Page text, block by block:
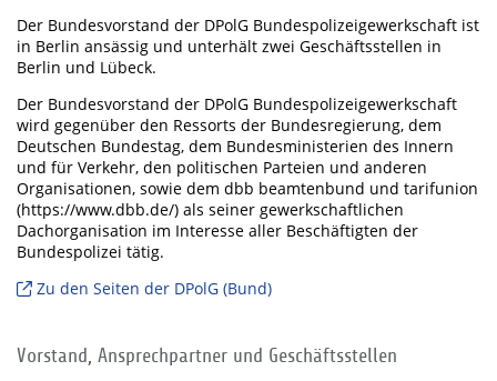
Der Bundesvorstand der DPolG Bundespolizeigewerkschaft ist
in Berlin ansässig und unterhält zwei Geschäftsstellen in
Berlin und Lübeck.
Der Bundesvorstand der DPolG Bundespolizeigewerkschaft
wird gegenüber den Ressorts der Bundesregierung, dem
Deutschen Bundestag, dem Bundesministerien des Innern
und für Verkehr, den politischen Parteien und anderen
Organisationen, sowie dem dbb beamtenbund und tarifunion
(https://www.dbb.de/) als seiner gewerkschaftlichen
Dachorganisation im Interesse aller Beschäftigten der
Bundespolizei tätig.
Zu den Seiten der DPolG (Bund)
Vorstand, Ansprechpartner und Geschäftsstellen